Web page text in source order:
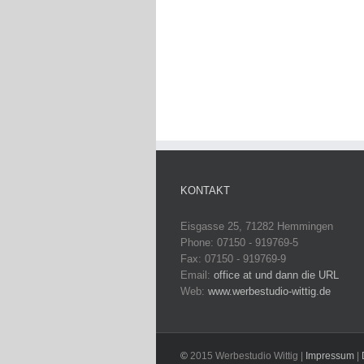
KONTAKT
Eisgasse 25, 71282 Hemmingen
Phone: 07150 - 919769-5
Fax: 07150 - 919769-9
Email: office at und dann die URL
Web: www.werbestudio-wittig.de
© 2015 Werbestudio Wittig | Impressum